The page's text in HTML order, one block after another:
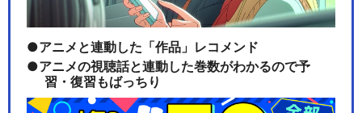
アニメと連動した「作品」レコメンド
アニメの視聴話と連動した巻数がわかるので予
習・復習もばっちり